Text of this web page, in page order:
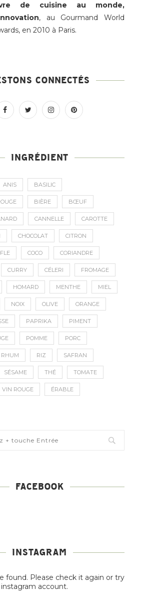
de cuisine au monde,
, au Gourmand World
en 2010 à Paris.
CONNECTÉS
INGRÉDIENT
ANIS BASILIC
BIÈRE BŒUF
CANNELLE CAROTTE
CHOCOLAT CITRON
COCO CORIANDRE
CURRY CÉLERI FROMAGE
HOMARD MENTHE MIEL
NOIX OLIVE ORANGE
PAPRIKA PIMENT
POMME PORC
RHUM RIZ SAFRAN
SÉSAME THÉ TOMATE
VIN ROUGE ÉRABLE
FACEBOOK
INSTAGRAM
found. Please check it again or try
account.